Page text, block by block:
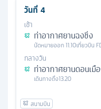
วันที่ 4
เช้า
ท่าอากาศยานฉงชิ่ง
นัดหมายออก11.10เที่ยวบิน
กลางวัน
ท่าอากาศยานดอนเมื
เดินทางถึง13.20